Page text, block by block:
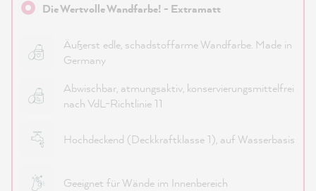
Die Wertvolle Wandfarbe! - Extramatt
Äußerst edle, schadstoffarme Wandfarbe. Made in
Germany
Abwischbar, atmungsaktiv, konservierungsmittelfrei
nach VdL-Richtlinie 11
Hochdeckend (Deckkraftklasse 1), auf Wasserbasis
Geeignet für Wände im Innenbereich